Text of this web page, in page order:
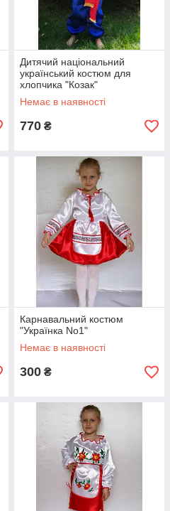
Дитячий національний
український костюм для
хлопчика "Козак"
Немає в наявності
770 ₴
Карнавальний костюм
"Українка No1"
Немає в наявності
300 ₴